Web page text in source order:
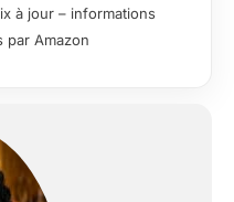
loisirs de la vie
avec ce verre
sans plomb –
Contrairement
à jour – informations
par Amazon